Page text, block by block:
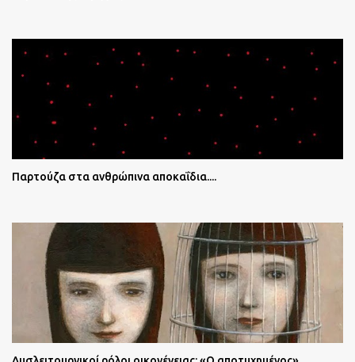
Παρτούζα στα ανθρώπινα αποκαΐδια....